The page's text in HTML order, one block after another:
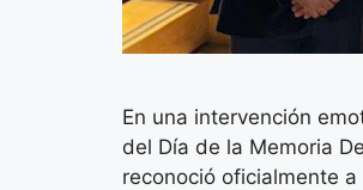
En una intervención
del Día de la Memoria
reconoció oficialmente